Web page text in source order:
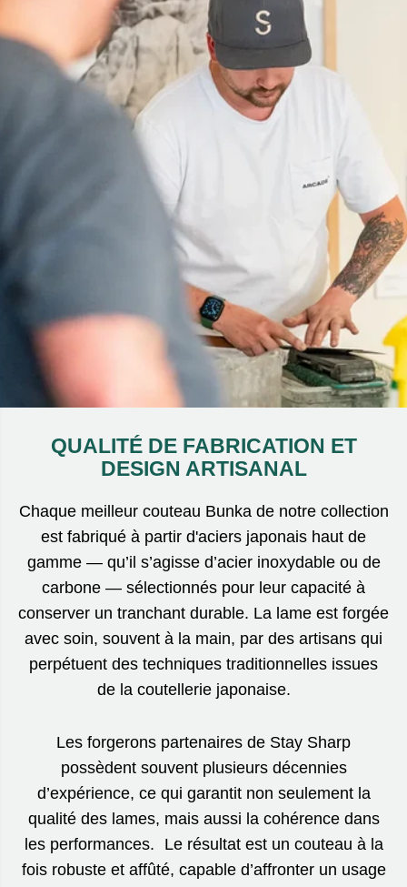
QUALITÉ DE FABRICATION ET
DESIGN ARTISANAL
Chaque meilleur couteau Bunka de notre collection
est fabriqué à partir d'aciers japonais haut de
gamme — qu’il s’agisse d’acier inoxydable ou de
carbone — sélectionnés pour leur capacité à
conserver un tranchant durable. La lame est forgée
avec soin, souvent à la main, par des artisans qui
perpétuent des techniques traditionnelles issues
de la coutellerie japonaise.
Les forgerons partenaires de Stay Sharp
possèdent souvent plusieurs décennies
d’expérience, ce qui garantit non seulement la
qualité des lames, mais aussi la cohérence dans
les performances. Le résultat est un couteau à la
fois robuste et affûté, capable d’affronter un usage